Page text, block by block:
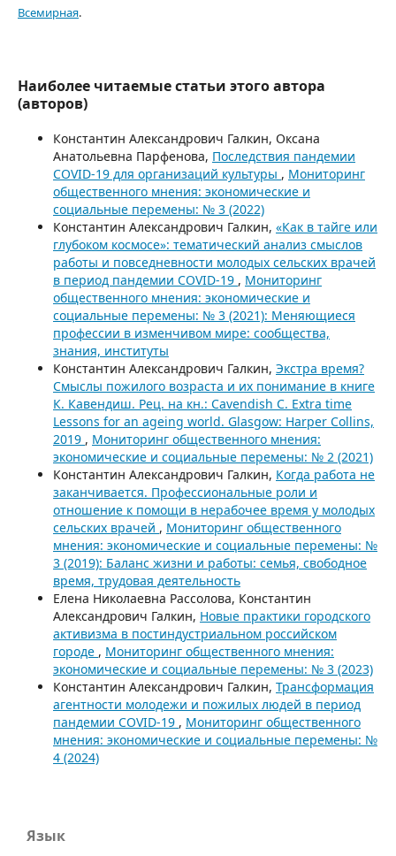
Всемирная.
Наиболее читаемые статьи этого автора
(авторов)
Константин Александрович Галкин, Оксана
Анатольевна Парфенова, Последствия пандемии
COVID-19 для организаций культуры , Мониторинг
общественного мнения: экономические и
социальные перемены: № 3 (2022)
Константин Александрович Галкин, «Как в тайге или
глубоком космосе»: тематический анализ смыслов
работы и повседневности молодых сельских врачей
в период пандемии COVID-19 , Мониторинг
общественного мнения: экономические и
социальные перемены: № 3 (2021): Меняющиеся
профессии в изменчивом мире: сообщества,
знания, институты
Константин Александрович Галкин, Экстра время?
Смыслы пожилого возраста и их понимание в книге
К. Кавендиш. Рец. на кн.: Cavendish C. Extra time
Lessons for an ageing world. Glasgow: Harper Collins,
2019 , Мониторинг общественного мнения:
экономические и социальные перемены: № 2 (2021)
Константин Александрович Галкин, Когда работа не
заканчивается. Профессиональные роли и
отношение к помощи в нерабочее время у молодых
сельских врачей , Мониторинг общественного
мнения: экономические и социальные перемены: №
3 (2019): Баланс жизни и работы: семья, свободное
время, трудовая деятельность
Елена Николаевна Рассолова, Константин
Александрович Галкин, Новые практики городского
активизма в постиндустриальном российском
городе , Мониторинг общественного мнения:
экономические и социальные перемены: № 3 (2023)
Константин Александрович Галкин, Трансформация
агентности молодежи и пожилых людей в период
пандемии COVID-19 , Мониторинг общественного
мнения: экономические и социальные перемены: №
4 (2024)
Язык